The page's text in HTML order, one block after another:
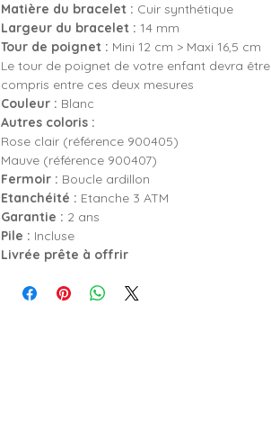
Matière du bracelet : Cuir synthétique
Largeur du bracelet : 14 mm
Tour de poignet : Mini 12 cm > Maxi 16,5 cm
Le tour de poignet de votre enfant devra être
compris entre ces deux mesures
Couleur : Blanc
Autres coloris :
Rose clair (référence 900405)
Mauve (référence 900407)
Fermoir : Boucle ardillon
Etanchéité : Etanche 3 ATM
Garantie : 2 ans
Pile : Incluse
Livrée prête à offrir